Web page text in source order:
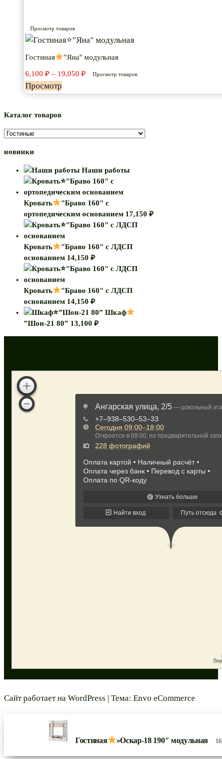
Просмотр товаров
Гостиная ”Яна″ модульная
6,100 ₽ – 19,050 ₽ цен:
–
Просмотр товаров
Просмотр
Каталог товаров
новинки
Наши работы
Кровать
"Браво 160" с
ортопедическим основанием 17,150 ₽
Кровать
"Браво 160" с ЛДСП
основанием 14,150 ₽
Кровать
"Браво 160" с ЛДСП
основанием 14,150 ₽
Шкаф
”Шон-21 80” 13,100 ₽
Сайт работает на WordPress | Тема: Envo eCommerce
Гостиная »Оскар-18 190″ модульная